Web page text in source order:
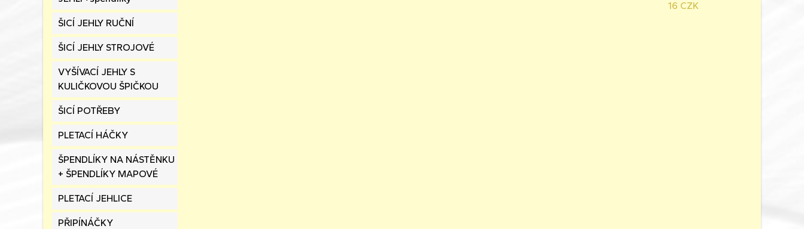
ŠICÍ JEHLY RUČNÍ
ŠICÍ JEHLY STROJOVÉ
VYŠÍVACÍ JEHLY S
KULIČKOVOU ŠPIČKOU
ŠICÍ POTŘEBY
PLETACÍ HÁČKY
ŠPENDLÍKY NA NÁSTĚNKU
+ ŠPENDLÍKY MAPOVÉ
PLETACÍ JEHLICE
PŘIPÍNÁČKY
16 CZK